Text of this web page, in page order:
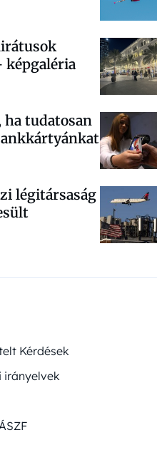
tudatosan
légitársaság
Kérdések
irányelvek